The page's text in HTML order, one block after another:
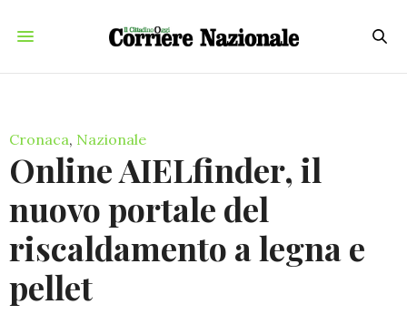
Cronaca, Nazionale
Online AIELfinder, il
nuovo portale del
riscaldamento a legna e
pellet